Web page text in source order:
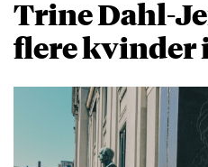
Trine Dahl-
flere kvinder